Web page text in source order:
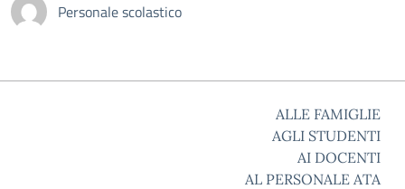
Personale scolastico
ALLE FAMIGLIE
AGLI STUDENTI
AI DOCENTI
AL PERSONALE ATA